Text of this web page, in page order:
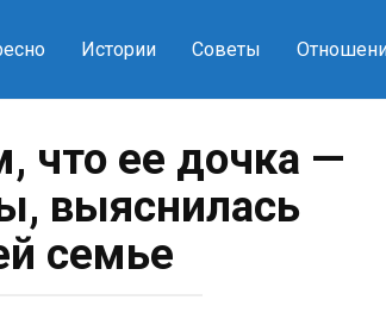
Истории Советы
что ее дочка —
выяснилась
семье